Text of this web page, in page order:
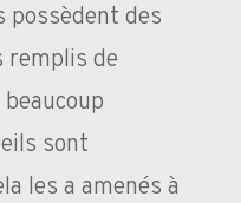
possèdent des
remplis de
sont
les a amenés à